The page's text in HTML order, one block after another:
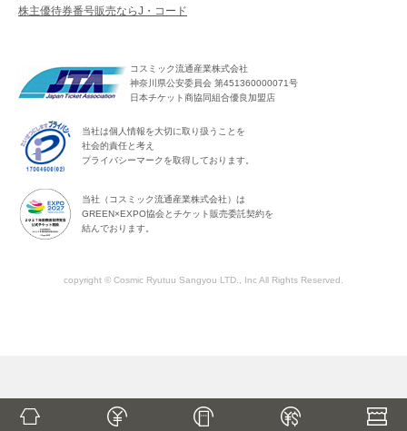
株主優待券番号販売ならJ・コード
コスミック流通産業株式会社
神奈川県公安委員会 第451360000071号
日本チケット商協同組合優良加盟店
当社は個人情報を大切に取り扱うことを
社会的責任と考え
プライバシーマークを取得しております。
当社（コスミック流通産業株式会社）は
GREEN×EXPO協会とチケット販売委託契約を
結んでおります。
copyright © Cosmic Ryutuu Sangyou LTD., Inc All Rights Reserved.